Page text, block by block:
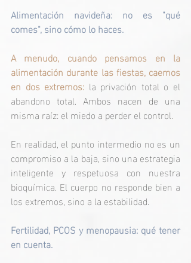
Alimentación navideña: no es "qué
comes", sino cómo lo haces.
A menudo, cuando pensamos en la
alimentación durante las fiestas, caemos
en dos extremos: la privación total o el
abandono total. Ambos nacen de una
misma raíz: el miedo a perder el control.
En realidad, el punto intermedio no es un
compromiso a la baja, sino una estrategia
inteligente y respetuosa con nuestra
bioquímica. El cuerpo no responde bien a
los extremos, sino a la estabilidad.
Fertilidad, PCOS y menopausia: qué tener
en cuenta.